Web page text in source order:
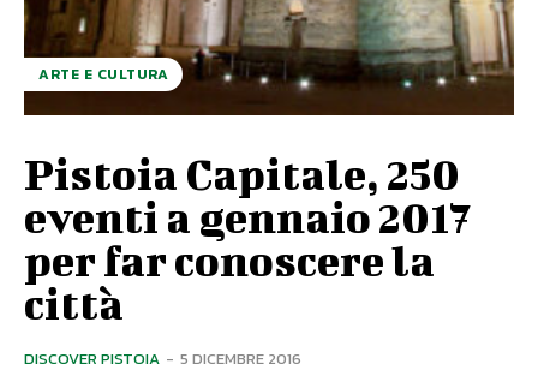
ARTE E CULTURA
Pistoia Capitale, 250
eventi a gennaio 2017
per far conoscere la
città
DISCOVER PISTOIA - 5 DICEMBRE 2016